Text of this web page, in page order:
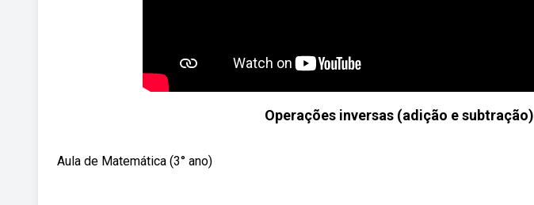
Operações inversas (adição e subtração)
Aula de Matemática (3° ano)